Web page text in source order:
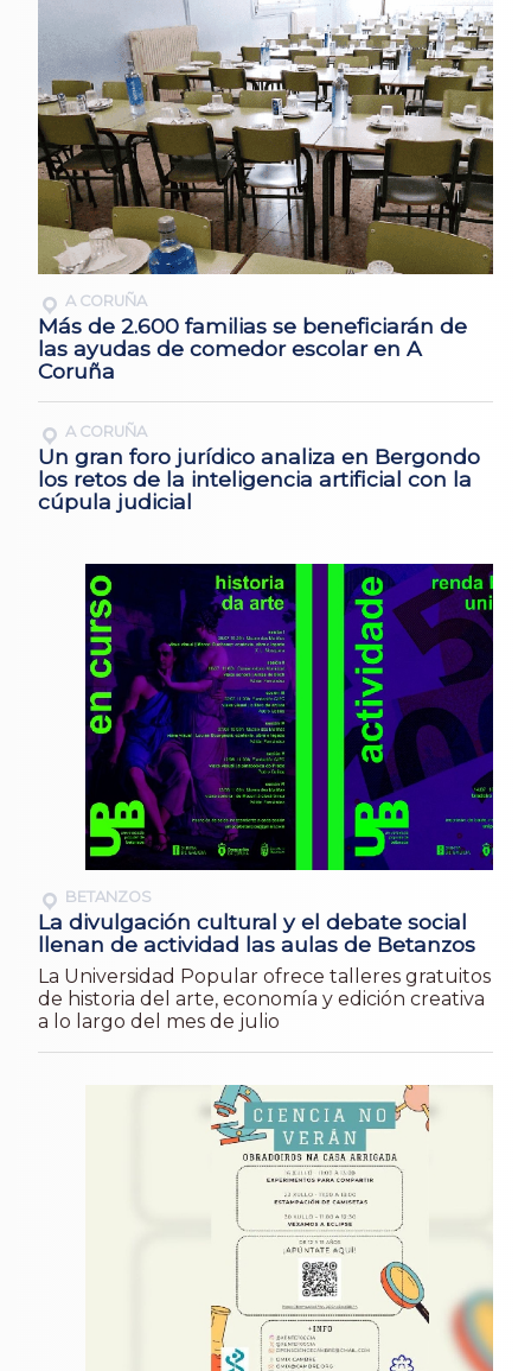
A CORUÑA
Más de 2.600 familias se beneficiarán de
las ayudas de comedor escolar en A
Coruña
A CORUÑA
Un gran foro jurídico analiza en Bergondo
los retos de la inteligencia artificial con la
cúpula judicial
BETANZOS
La divulgación cultural y el debate social
llenan de actividad las aulas de Betanzos
La Universidad Popular ofrece talleres gratuitos
de historia del arte, economía y edición creativa
a lo largo del mes de julio